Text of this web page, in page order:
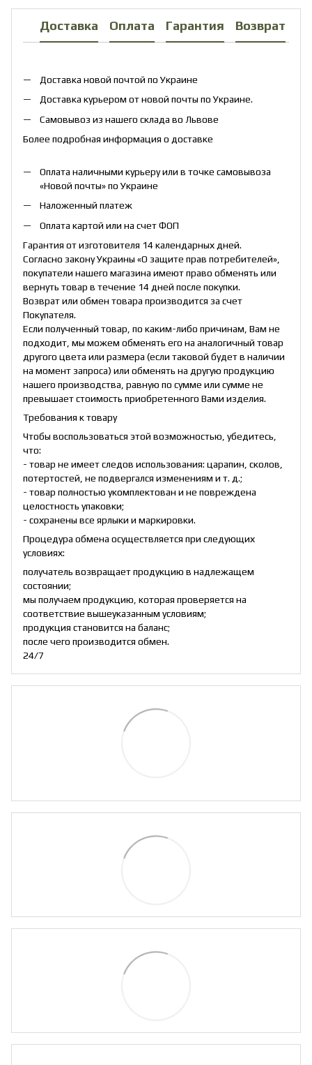
Доставка Оплата Гарантия Возврат
Доставка новой почтой по Украине
Доставка курьером от новой почты по Украине.
Самовывоз из нашего склада во Львове
Более подробная информация о доставке
Оплата наличными курьеру или в точке самовывоза
«Новой почты» по Украине
Наложенный платеж
Оплата картой или на счет ФОП
Гарантия от изготовителя 14 календарных дней.
Согласно закону Украины «О защите прав потребителей»,
покупатели нашего магазина имеют право обменять или
вернуть товар в течение 14 дней после покупки.
Возврат или обмен товара производится за счет
Покупателя.
Если полученный товар, по каким-либо причинам, Вам не
подходит, мы можем обменять его на аналогичный товар
другого цвета или размера (если таковой будет в наличии
на момент запроса) или обменять на другую продукцию
нашего производства, равную по сумме или сумме не
превышает стоимость приобретенного Вами изделия.
Требования к товару
Чтобы воспользоваться этой возможностью, убедитесь,
что:
- товар не имеет следов использования: царапин, сколов,
потертостей, не подвергался изменениям и т. д.;
- товар полностью укомплектован и не повреждена
целостность упаковки;
- сохранены все ярлыки и маркировки.
Процедура обмена осуществляется при следующих
условиях:
получатель возвращает продукцию в надлежащем
состоянии;
мы получаем продукцию, которая проверяется на
соответствие вышеуказанным условиям;
продукция становится на баланс;
после чего производится обмен.
24/7